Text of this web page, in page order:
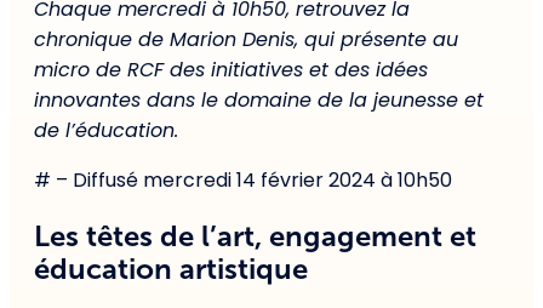
Chaque mercredi à 10h50, retrouvez la
chronique de Marion Denis, qui présente au
micro de RCF des initiatives et des idées
innovantes dans le domaine de la jeunesse et
de l’éducation.
# – Diffusé mercredi 14 février 2024 à 10h50
Les têtes de l’art, engagement et
éducation artistique